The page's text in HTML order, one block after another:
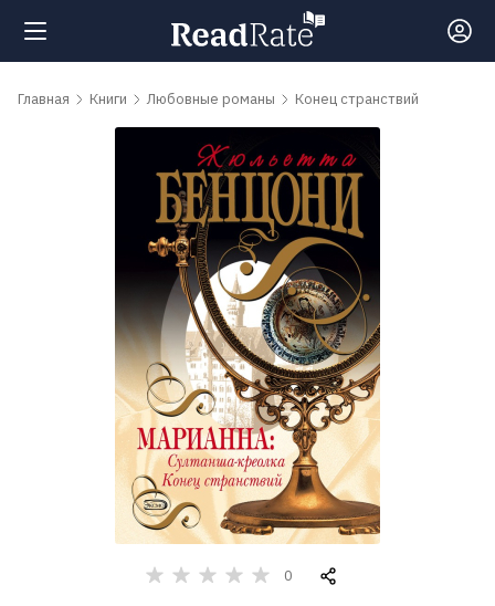
Поиск
обсуждаемые
Главная Книги Любовные романы Конец странствий
0